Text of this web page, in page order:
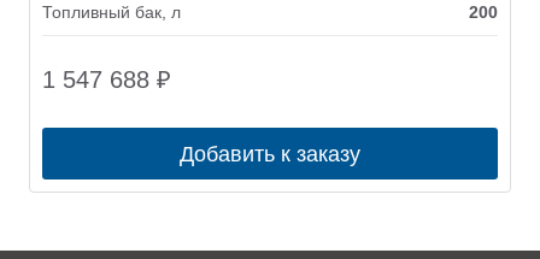
Топливный бак, л 200
1 547 688 ₽
Добавить к заказу